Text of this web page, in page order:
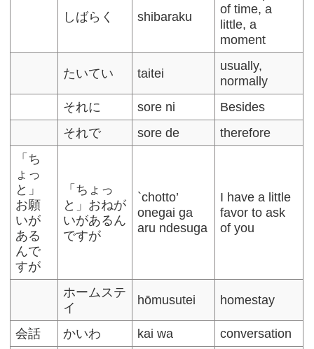
しばらく shibaraku
of time, a
little, a
moment
たいてい taitei
usually,
normally
それに
sore ni
Besides
それで
sore de
therefore
「ち
ょっ
と」
お願
いが
ある
んで
すが
「ちょっ
と」おねが
いがあるん
ですが
`chotto’
onegai ga
aru ndesuga
I have a little
favor to ask
of you
ホームステ
イ
hōmusutei homestay
会話 かいわ kai wa conversation